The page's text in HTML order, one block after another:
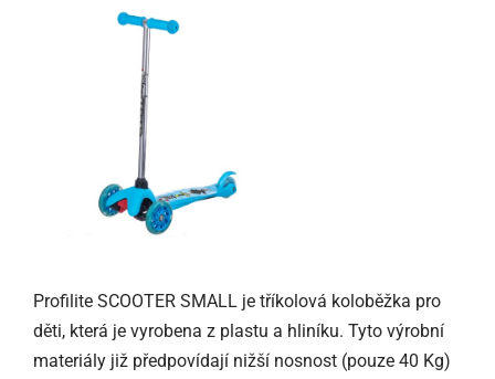
Profilite SCOOTER SMALL je tříkolová koloběžka pro
děti, která je vyrobena z plastu a hliníku. Tyto výrobní
materiály již předpovídají nižší nosnost (pouze 40 Kg)